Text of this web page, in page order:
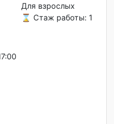
Для взрослых
⌛ Стаж работы: 1